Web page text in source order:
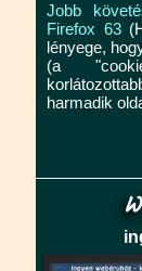
Jobb
Firefox 63
lényege,
(a
harmadik